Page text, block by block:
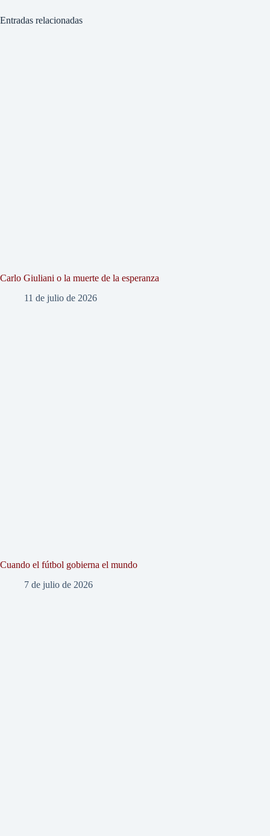
Entradas relacionadas
Carlo Giuliani o la muerte de la esperanza
11 de julio de 2026
Cuando el fútbol gobierna el mundo
7 de julio de 2026